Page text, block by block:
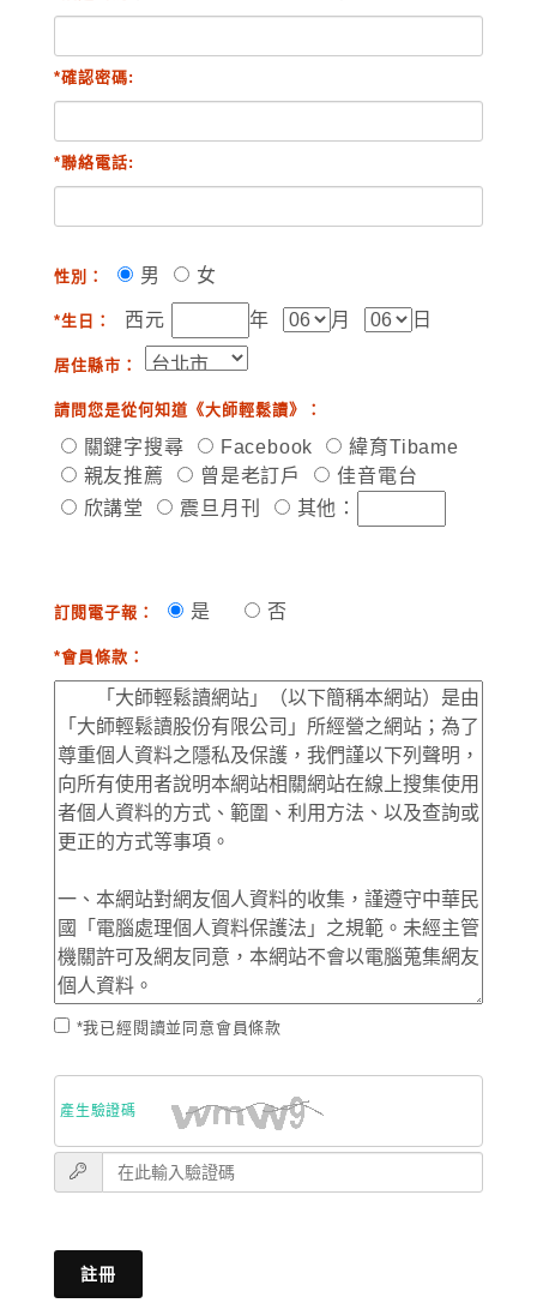
*確認密碼:
*聯絡電話:
性別： 男 女
*生日： 西元 年 月 日
居住縣市：
請問您是從何知道《大師輕鬆讀》：
關鍵字搜尋 Facebook
緯育Tibame
親友推薦
曾是老訂戶
佳音電台
欣講堂
震旦月刊 其他：
訂閱電子報： 是 否
*會員條款：
*我已經閱讀並同意會員條款
產生驗證碼
註冊